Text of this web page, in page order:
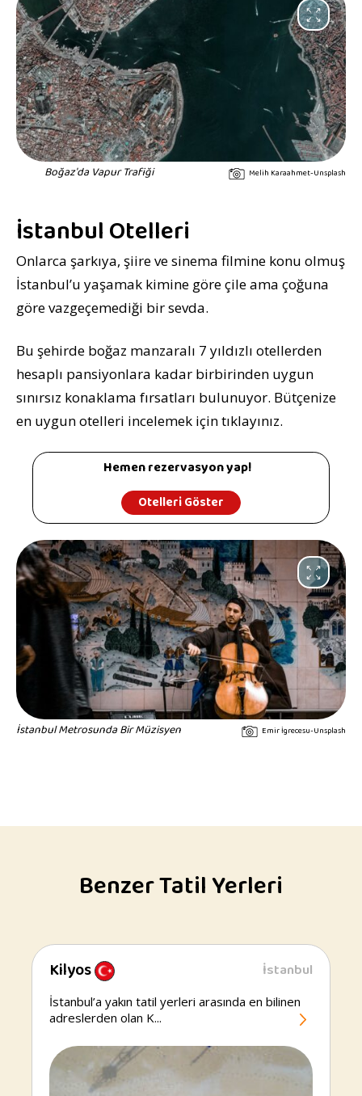
Boğaz'da Vapur Trafiği Melih Karaahmet-Unsplash
İstanbul Otelleri
Onlarca şarkıya, şiire ve sinema filmine konu olmuş
İstanbul’u yaşamak kimine göre çile ama çoğuna
göre vazgeçemediği bir sevda.
Bu şehirde boğaz manzaralı 7 yıldızlı otellerden
hesaplı pansiyonlara kadar birbirinden uygun
sınırsız konaklama fırsatları bulunuyor. Bütçenize
en uygun otelleri incelemek için tıklayınız.
Hemen rezervasyon yap!
Otelleri Göster
İstanbul Metrosunda Bir Müzisyen Emir İgrecesu-Unsplash
Benzer Tatil Yerleri
Kilyos
Kilyos İstanbul
İstanbul’a yakın tatil yerleri arasında en bilinen
adreslerden olan K...